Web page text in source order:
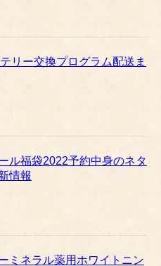
リー交換プログラム配送ま
ル福袋2022予約中身のネタ
情報
ミネラル薬用ホワイトニン